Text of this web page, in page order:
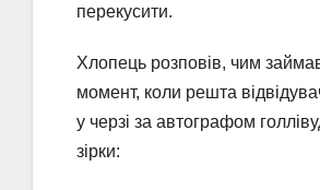
перекусити.
Хлопець розповів, чим
момент, коли решта
у черзі за автографом
зірки: